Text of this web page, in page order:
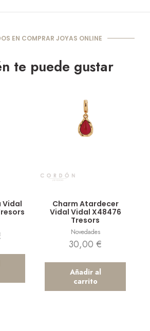
EN COMPRAR JOYAS ONLINE
te puede gustar
Vidal
Charm Atardecer
Vidal Vidal X48476
Tresors
Novedades
30,00€
Añadir al
carrito